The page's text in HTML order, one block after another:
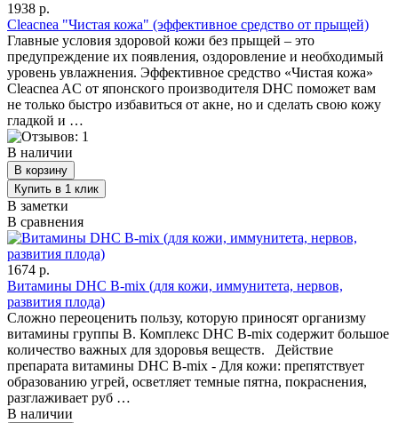
1938 р.
Cleacnea "Чистая кожа" (эффективное средство от прыщей)
Главные условия здоровой кожи без прыщей – это
предупреждение их появления, оздоровление и необходимый
уровень увлажнения. Эффективное средство «Чистая кожа»
Cleacnea AC от японского производителя DHC поможет вам
не только быстро избавиться от акне, но и сделать свою кожу
гладкой и …
В наличии
В заметки
В сравнения
1674 р.
Витамины DHC B-mix (для кожи, иммунитета, нервов,
развития плода)
Сложно переоценить пользу, которую приносят организму
витамины группы B. Комплекс DHC B-mix содержит большое
количество важных для здоровья веществ. Действие
препарата витамины DHC B-mix - Для кожи: препятствует
образованию угрей, осветляет темные пятна, покраснения,
разглаживает руб …
В наличии